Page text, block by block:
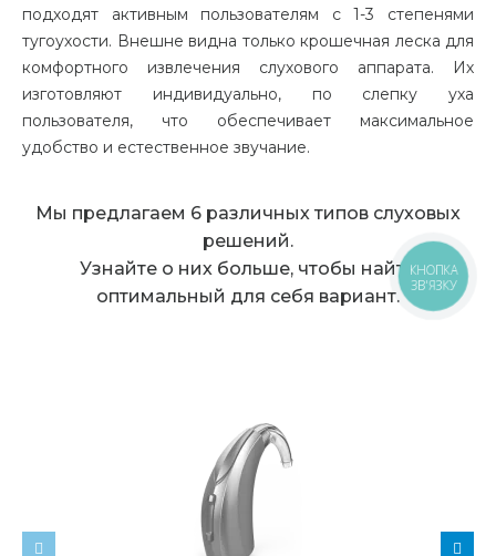
подходят активным пользователям с 1-3 степенями
тугоухости. Внешне видна только крошечная леска для
комфортного извлечения слухового аппарата. Их
изготовляют индивидуально, по слепку уха
пользователя, что обеспечивает максимальное
удобство и естественное звучание.
Мы предлагаем 6 различных типов слуховых
решений.
Узнайте о них больше, чтобы найти
оптимальный для себя вариант.
КНОПКА
ЗВ'ЯЗКУ